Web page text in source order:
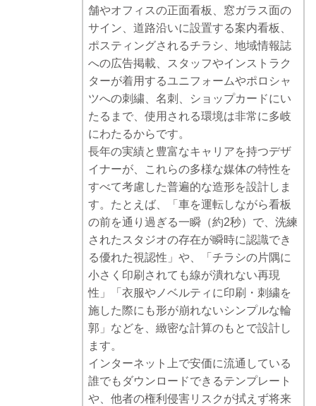
舗やオフィスの正面看板、窓ガラス面の
サイン、道路沿いに設置する案内看板、
ポスティングされるチラシ、地域情報誌
への広告掲載、スタッフやインストラク
ターが着用するユニフォームやポロシャ
ツへの刺繍、名刺、ショップカードにい
たるまで、使用される環境は非常に多岐
にわたるからです。
長年の実績と豊富なキャリアを持つデザ
イナーが、これらの多様な媒体の特性を
すべて考慮した普遍的な造形を設計しま
す。たとえば、「車を運転しながら看板
の前を通り過ぎる一瞬（約2秒）で、洗練
されたスタジオの存在が瞬時に認識でき
る優れた視認性」や、「チラシの片隅に
小さく印刷されても線が潰れない再現
性」「衣服やノベルティに印刷・刺繍を
施した際にも形が崩れないシンプルな輪
郭」などを、緻密な計算のもとで設計し
ます。
インターネット上で安価に流通している
誰でもダウンロードできるテンプレート
や、他者の権利侵害リスクが拭えず将来